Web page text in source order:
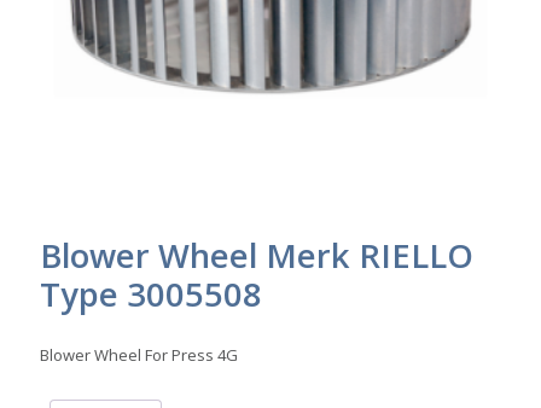
Blower Wheel Merk RIELLO
Type 3005508
Blower Wheel For Press 4G